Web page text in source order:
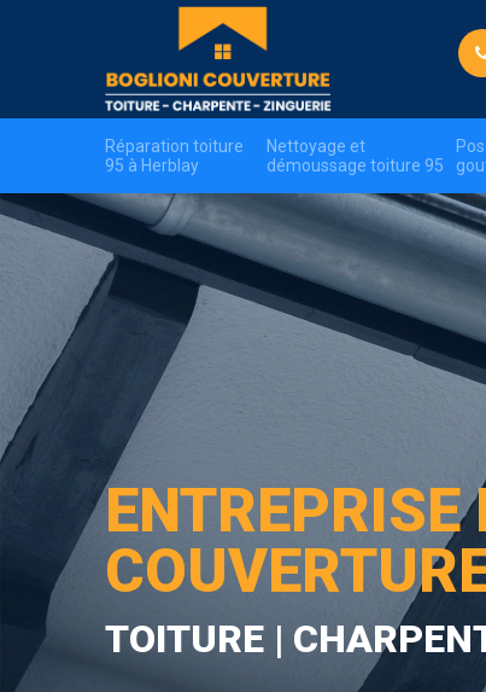
Réparation toiture
95 à Herblay
Nettoyage et
démoussage toiture 95
ENTREPRISE
TOITURE |